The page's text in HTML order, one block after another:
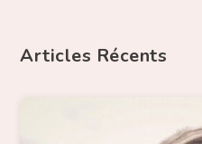
Articles Récents